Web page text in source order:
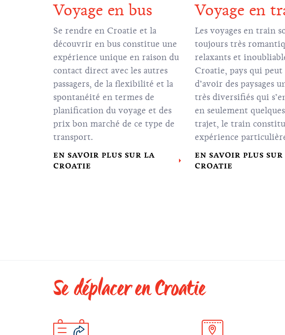
Voyage en bus
Se rendre en Croatie et la
découvrir en bus constitue une
expérience unique en raison du
contact direct avec les autres
passagers, de la flexibilité et la
spontanéité en termes de
planification du voyage et des
prix bon marché de ce type de
transport.
EN SAVOIR PLUS SUR LA
CROATIE
Voyage en
Les voyages en train
toujours très
relaxants et
Croatie, pays qui peut
d’avoir des paysages
très diversifiés qui
en seulement
trajet, le train
expérience
EN SAVOIR PLUS
CROATIE
Se déplacer en Croatie